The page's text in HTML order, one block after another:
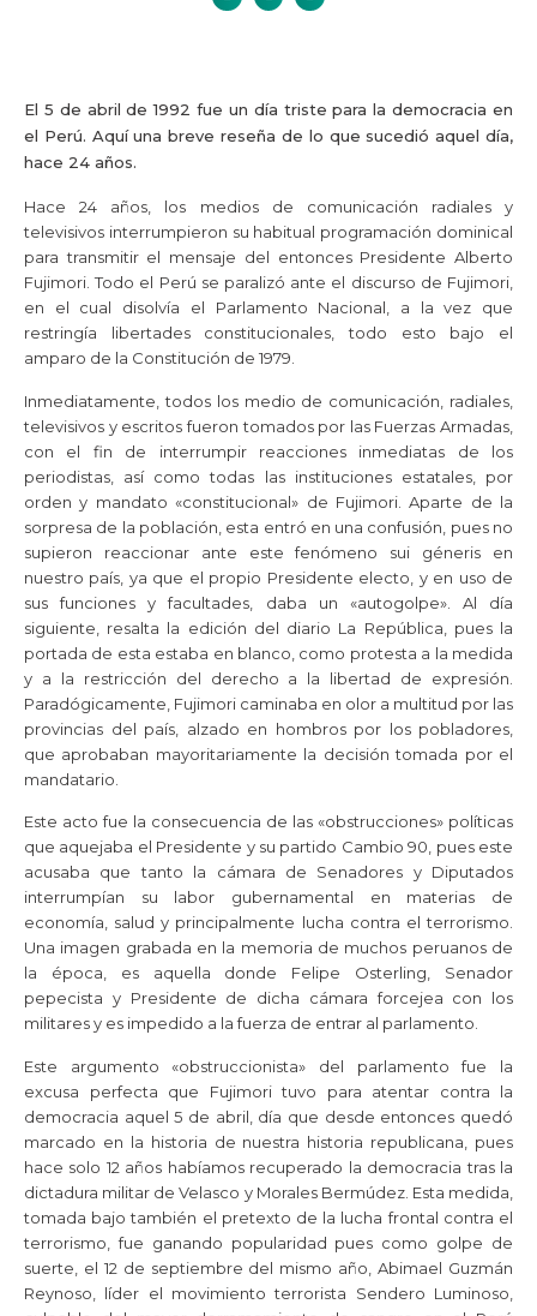
El 5 de abril de 1992 fue un día triste para la democracia en
el Perú. Aquí una breve reseña de lo que sucedió aquel día,
hace 24 años.
Hace 24 años, los medios de comunicación radiales y
televisivos interrumpieron su habitual programación dominical
para transmitir el mensaje del entonces Presidente Alberto
Fujimori. Todo el Perú se paralizó ante el discurso de Fujimori,
en el cual disolvía el Parlamento Nacional, a la vez que
restringía libertades constitucionales, todo esto bajo el
amparo de la Constitución de 1979.
Inmediatamente, todos los medio de comunicación, radiales,
televisivos y escritos fueron tomados por las Fuerzas Armadas,
con el fin de interrumpir reacciones inmediatas de los
periodistas, así como todas las instituciones estatales, por
orden y mandato «constitucional» de Fujimori. Aparte de la
sorpresa de la población, esta entró en una confusión, pues no
supieron reaccionar ante este fenómeno sui géneris en
nuestro país, ya que el propio Presidente electo, y en uso de
sus funciones y facultades, daba un «autogolpe». Al día
siguiente, resalta la edición del diario La República, pues la
portada de esta estaba en blanco, como protesta a la medida
y a la restricción del derecho a la libertad de expresión.
Paradógicamente, Fujimori caminaba en olor a multitud por las
provincias del país, alzado en hombros por los pobladores,
que aprobaban mayoritariamente la decisión tomada por el
mandatario.
Este acto fue la consecuencia de las «obstrucciones» políticas
que aquejaba el Presidente y su partido Cambio 90, pues este
acusaba que tanto la cámara de Senadores y Diputados
interrumpían su labor gubernamental en materias de
economía, salud y principalmente lucha contra el terrorismo.
Una imagen grabada en la memoria de muchos peruanos de
la época, es aquella donde Felipe Osterling, Senador
pepecista y Presidente de dicha cámara forcejea con los
militares y es impedido a la fuerza de entrar al parlamento.
Este argumento «obstruccionista» del parlamento fue la
excusa perfecta que Fujimori tuvo para atentar contra la
democracia aquel 5 de abril, día que desde entonces quedó
marcado en la historia de nuestra historia republicana, pues
hace solo 12 años habíamos recuperado la democracia tras la
dictadura militar de Velasco y Morales Bermúdez. Esta medida,
tomada bajo también el pretexto de la lucha frontal contra el
terrorismo, fue ganando popularidad pues como golpe de
suerte, el 12 de septiembre del mismo año, Abimael Guzmán
Reynoso, líder el movimiento terrorista Sendero Luminoso,